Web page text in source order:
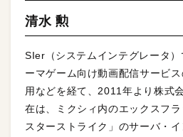
清水 勲
SIer（システムインテグレータ）
ーマゲーム向け動画配信サービ
用などを経て、2011年より株式
在は、ミクシィ内のエックスフ
スターストライク」のサーバ・